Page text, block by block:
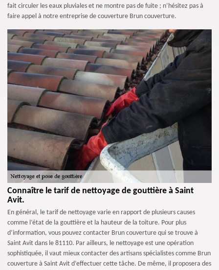
fait circuler les eaux pluviales et ne montre pas de fuite ; n’hésitez pas à
faire appel à notre entreprise de couverture Brun couverture.
Connaître le tarif de nettoyage de gouttière à Saint
Avit.
En général, le tarif de nettoyage varie en rapport de plusieurs causes
comme l’état de la gouttière et la hauteur de la toiture. Pour plus
d’information, vous pouvez contacter Brun couverture qui se trouve à
Saint Avit dans le 81110. Par ailleurs, le nettoyage est une opération
sophistiquée, il vaut mieux contacter des artisans spécialistes comme Brun
couverture à Saint Avit d’effectuer cette tâche. De même, il proposera des